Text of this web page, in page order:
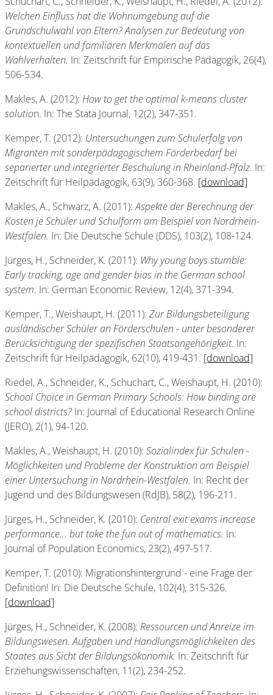
Welchen Einfluss hat die Wohnumgebung auf die
Grundschulwahl von Eltern? Analysen zur Bedeutung von
kontextuellen und familiären Merkmalen auf das
Wahlverhalten. In: Zeitschrift für Empirische Pädagogik, 26(4),
506-534.
Makles, A. (2012): How to get the optimal k-means cluster
solution. In: The Stata Journal, 12(2), 347-351.
Kemper, T. (2012): Untersuchungen zum Schulerfolg von
Migranten mit sonderpädagogischem Förderbedarf bei
separierter und integrierter Beschulung in Rheinland-Pfalz. In:
Zeitschrift für Heilpädagogik, 63(9), 360-368. [download]
Makles, A., Schwarz, A. (2011):Aspekte der Berechnung der
Kosten je Schüler und Schulform am Beispiel von Nordrhein-
Westfalen. In: Die Deutsche Schule (DDS), 103(2), 108-124.
Jürges, H., Schneider, K. (2011): Why young boys stumble:
Early tracking, age and gender bias in the German school
system. In: German Economic Review, 12(4), 371-394.
Kemper, T., Weishaupt, H. (2011): Zur Bildungsbeteiligung
ausländischer Schüler an Förderschulen - unter besonderer
Berücksichtigung der spezifischen Staatsangehörigkeit. In:
Zeitschrift für Heilpädagogik, 62(10), 419-431. [download]
Riedel, A., Schneider, K., Schuchart, C., Weishaupt, H. (2010):
School Choice in German Primary Schools: How binding are
school districts? In: Journal of Educational Research Online
(JERO), 2(1), 94-120.
Makles, A., Weishaupt, H. (2010): Sozialindex für Schulen -
Möglichkeiten und Probleme der Konstruktion am Beispiel
einer Untersuchung in Nordrhein-Westfalen. In: Recht der
Jugend und des Bildungswesen (RdJB), 58(2), 196-211.
Jürges, H., Schneider, K. (2010): Central exit exams increase
performance... but take the fun out of mathematics. In:
Journal of Population Economics, 23(2), 497-517.
Kemper, T. (2010): Migrationshintergrund - eine Frage der
Definition! In: Die Deutsche Schule, 102(4), 315-326.
[download]
Jürges, H., Schneider, K. (2008): Ressourcen und Anreize im
Bildungswesen. Aufgaben und Handlungsmöglichkeiten des
Staates aus Sicht der Bildungsökonomik. In: Zeitschrift für
Erziehungswissenschaften, 11(2), 234-252.